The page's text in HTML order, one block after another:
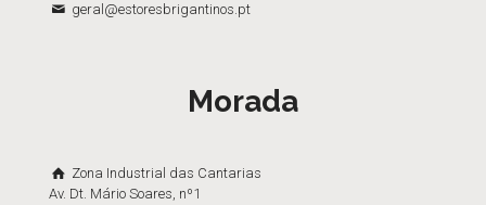
geral@estoresbrigantinos.pt
Morada
Zona Industrial das Cantarias
Av. Dt. Mário Soares, nº1